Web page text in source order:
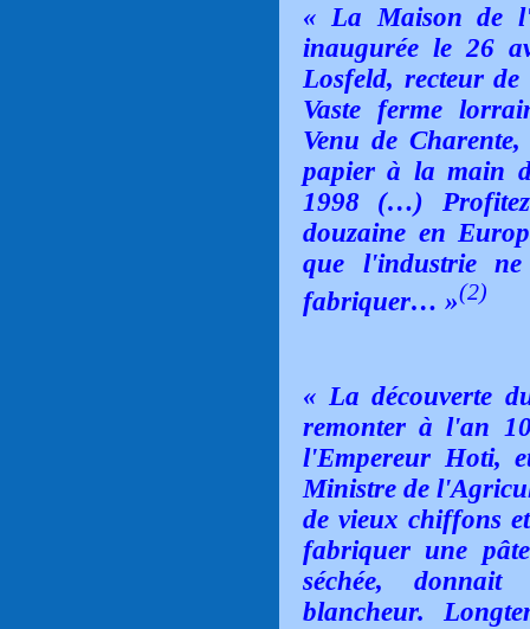
« La Maison de
inaugurée le 26
Losfeld, recteur
Vaste ferme
Venu de
papier à la main
1998 (…)
douzaine en
que l'industrie
fabriquer… »(2)
« La découverte
remonter à l'an
l'Empereur Hoti,
Ministre de
de vieux chiffons
fabriquer une
séchée,
blancheur.